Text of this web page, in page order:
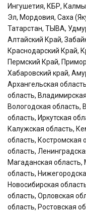
Ингушетия, КБР,
Эл, Мордовия, Саха
Татарстан, ТЫВА,
Алтайский Край,
Краснодарский Край,
Пермский Край,
Хабаровский край,
Архангельская
область,
Вологодская область,
область, Иркутская
Калужская область,
область, Костромская
область,
Магаданская
область,
Новосибирская
область, Орловская
область, Ростовская